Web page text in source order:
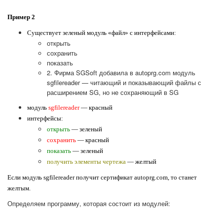
Пример 2
Существует зеленый модуль «файл» с интерфейсами:
открыть
сохранить
показать
2. Фирма SGSoft добавила в autoprg.com модуль
sgfilereader — читающий и показывающий файлы с
расширением SG, но не сохраняющий в SG
модуль sgfilereader— красный
интерфейсы:
открыть — зеленый
сохранить — красный
показать — зеленый
получить элементы чертежа — желтый
Если модуль sgfilereader получит сертификат autoprg.com, то станет
желтым.
Определяем программу, которая состоит из модулей: